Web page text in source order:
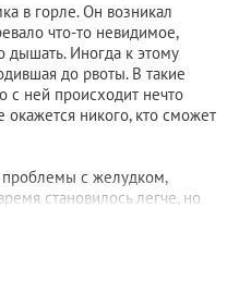
в горле. Он возникал
что-то невидимое,
Иногда к этому
до рвоты. В такие
с ней происходит нечто
никого, кто сможет
с желудком,
становилось легче, но